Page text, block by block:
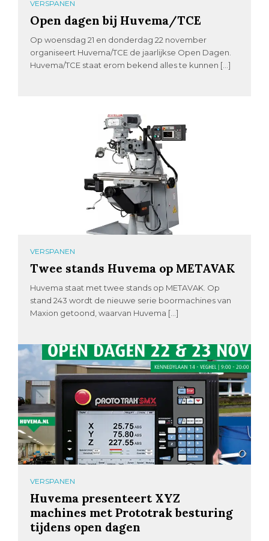
VERSPANEN
Open dagen bij Huvema/TCE
Op woensdag 21 en donderdag 22 november
organiseert Huvema/TCE de jaarlijkse Open Dagen.
Huvema/TCE staat erom bekend alles te kunnen […]
VERSPANEN
Twee stands Huvema op METAVAK
Huvema staat met twee stands op METAVAK. Op
stand 243 wordt de nieuwe serie boormachines van
Maxion getoond, waarvan Huvema […]
VERSPANEN
Huvema presenteert XYZ
machines met Prototrak besturing
tijdens open dagen